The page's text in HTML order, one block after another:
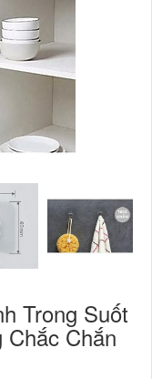
Trong Suốt
Chắn